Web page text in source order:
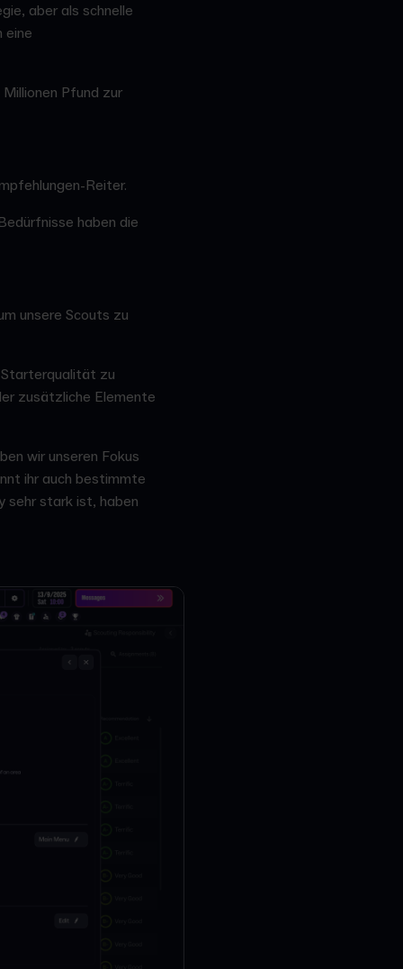
aber als schnelle
eine
Pfund zur
Reiter.
haben die
unsere Scouts zu
Starterqualität zu
zusätzliche Elemente
wir unseren Fokus
ihr auch bestimmte
sehr stark ist, haben